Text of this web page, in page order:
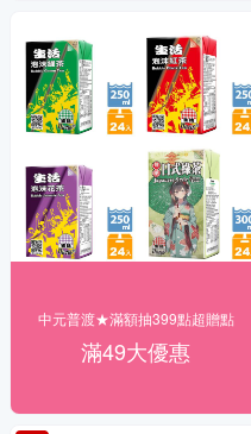
中元普渡★滿額抽399點超贈點
滿49大優惠